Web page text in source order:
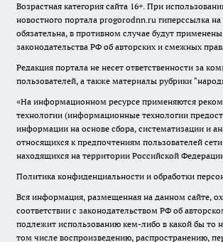
Возрастная категория сайта 16+. При
новостного портала progorodnn.ru гиперссылка на
обязательна, в противном случае будут
законодательства РФ об авторских и смежных
Редакция портала не несет ответственности за
пользователей, а также материалы рубрики
«На информационном ресурсе применяются
технологии (информационные технологии
информации на основе сбора, систематизации и
относящихся к предпочтениям пользователей
находящихся на территории Российской
Политика конфиденциальности и обработки
Вся информация, размещенная на данном сайте,
соответствии с законодательством РФ об
подлежит использованию кем-либо в какой бы то
том числе воспроизведению, распространению,